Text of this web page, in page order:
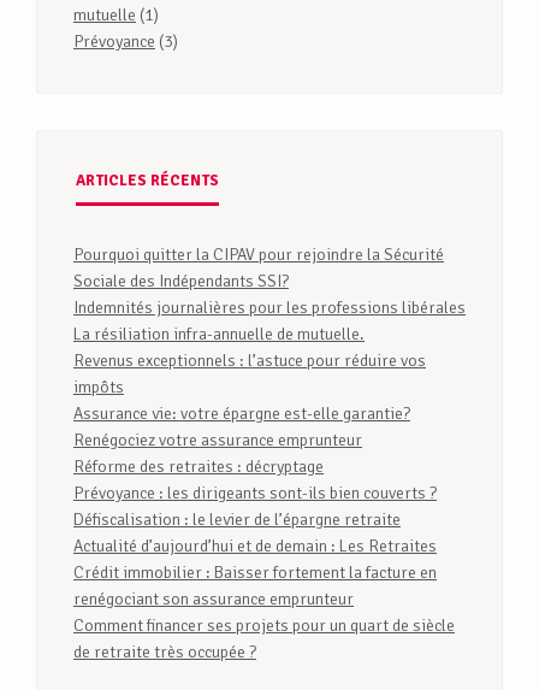
mutuelle (1)
Prévoyance (3)
ARTICLES RÉCENTS
Pourquoi quitter la CIPAV pour rejoindre la Sécurité
Sociale des Indépendants SSI?
Indemnités journalières pour les professions libérales
La résiliation infra-annuelle de mutuelle.
Revenus exceptionnels : l’astuce pour réduire vos
impôts
Assurance vie: votre épargne est-elle garantie?
Renégociez votre assurance emprunteur
Réforme des retraites : décryptage
Prévoyance : les dirigeants sont-ils bien couverts ?
Défiscalisation : le levier de l’épargne retraite
Actualité d’aujourd’hui et de demain : Les Retraites
Crédit immobilier : Baisser fortement la facture en
renégociant son assurance emprunteur
Comment financer ses projets pour un quart de siècle
de retraite très occupée ?